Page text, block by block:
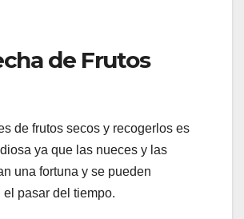
de Frutos
de frutos secos y recogerlos es
ya que las nueces y las
una fortuna y se pueden
el pasar del tiempo.